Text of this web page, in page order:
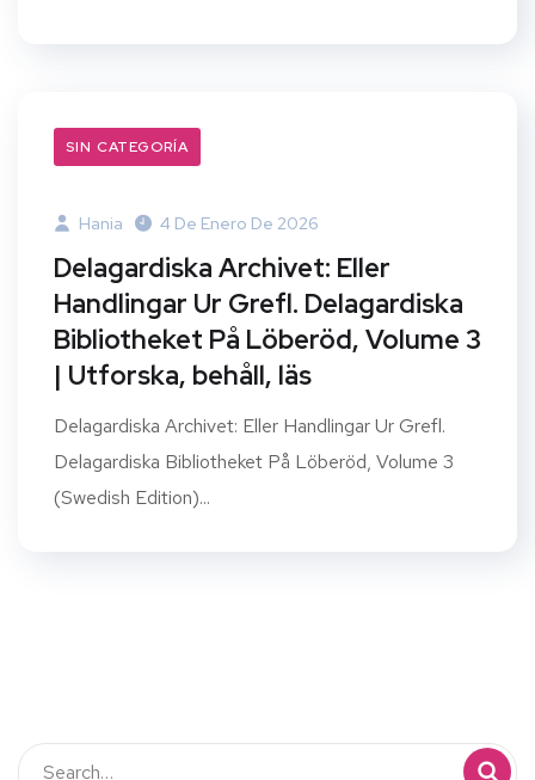
SIN CATEGORÍA
Hania 4 De Enero De 2026
Delagardiska Archivet: Eller
Handlingar Ur Grefl. Delagardiska
Bibliotheket På Löberöd, Volume 3
| Utforska, behåll, läs
Delagardiska Archivet: Eller Handlingar Ur Grefl.
Delagardiska Bibliotheket På Löberöd, Volume 3
(Swedish Edition)...